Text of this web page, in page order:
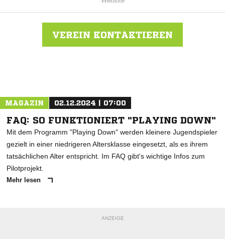
VEREIN KONTAKTIEREN
MAGAZIN 02.12.2024 | 07:00
FAQ: SO FUNKTIONIERT "PLAYING DOWN"
Mit dem Programm "Playing Down" werden kleinere Jugendspieler
gezielt in einer niedrigeren Altersklasse eingesetzt, als es ihrem
tatsächlichen Alter entspricht. Im FAQ gibt's wichtige Infos zum
Pilotprojekt.
Mehr lesen
ANZEIGE